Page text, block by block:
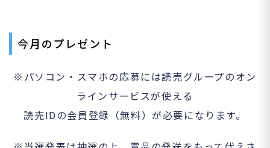
今月のプレゼント
※パソコン・スマホの応募には読売グループのオン
ラインサービスが使える
読売IDの会員登録（無料）が必要になります。